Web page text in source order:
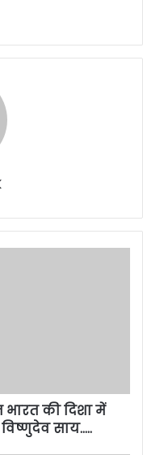
की दिशा में
साय…..